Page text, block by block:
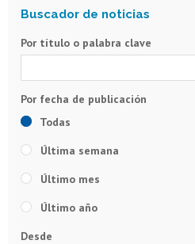
Por título o palabra clave
Todas
Última semana
Último mes
Último año
Desde